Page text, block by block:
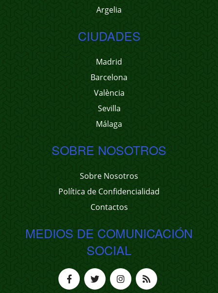
Argelia
CIUDADES
Madrid
Barcelona
València
Sevilla
Málaga
SOBRE NOSOTROS
Sobre Nosotros
Política de Confidencialidad
Contactos
MEDIOS DE COMUNICACIÓN
SOCIAL